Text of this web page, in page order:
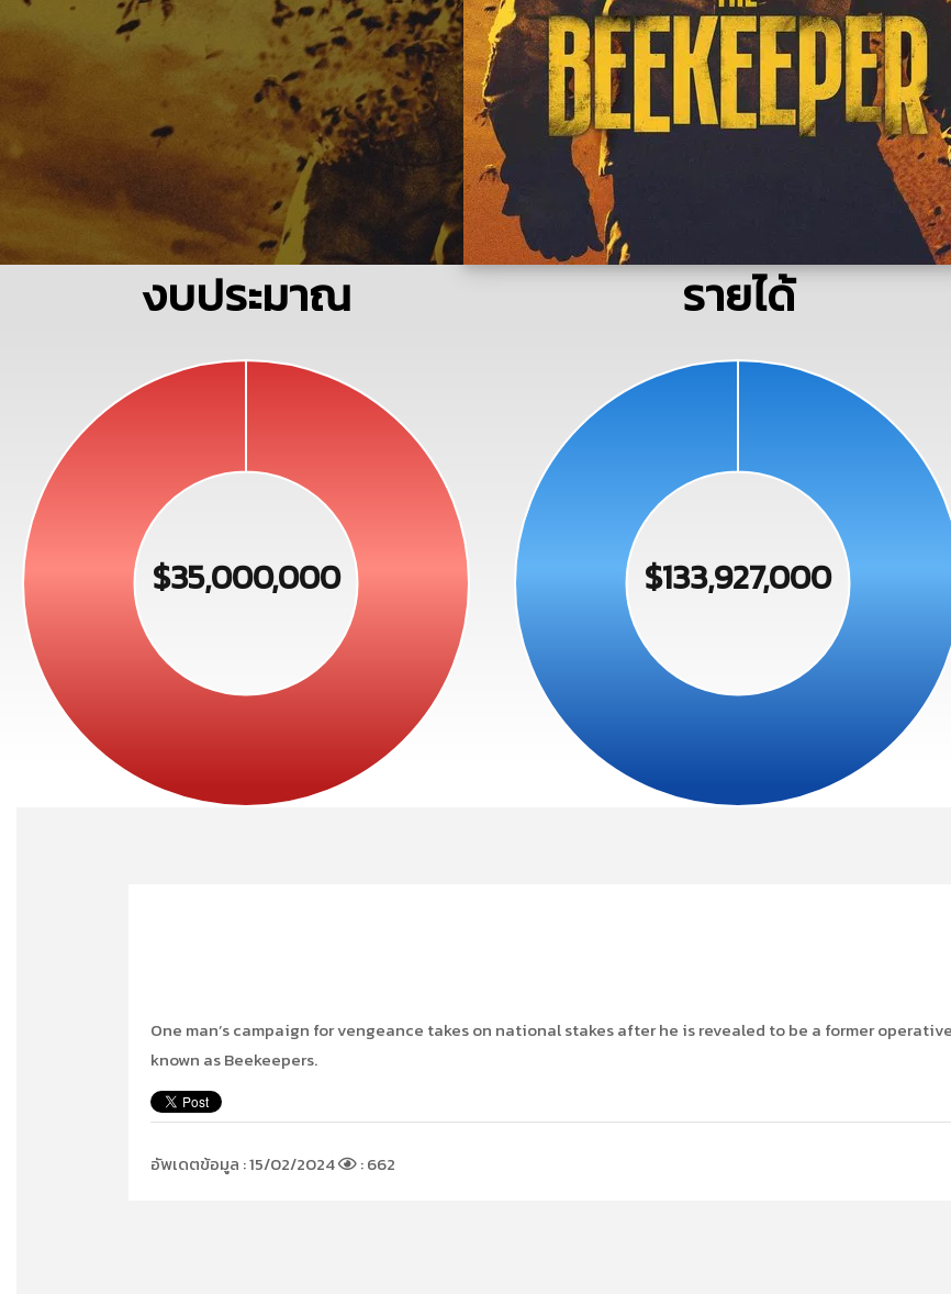
งบประมาณ
$35,000,000
รายได้
$133,927,000
One man’s campaign for vengeance takes on national stakes after he is revealed to be a former
known as Beekeepers.
อัพเดตข้อมูล : 15/02/2024 : 662